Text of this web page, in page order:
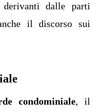
dalle parti
il discorso sui
condominiale, il